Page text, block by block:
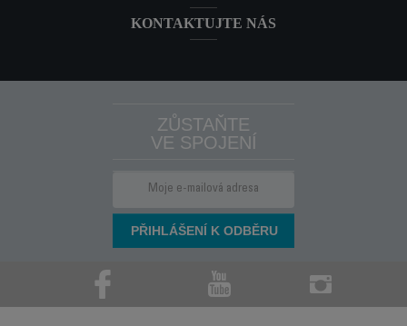
KONTAKTUJTE NÁS
ZŮSTAŇTE
VE SPOJENÍ